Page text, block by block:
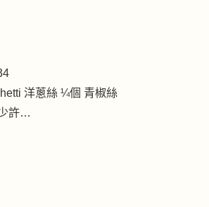
洋蔥絲 ¼個 青椒絲
許…